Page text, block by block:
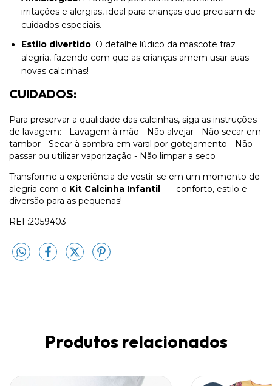
irritações e alergias, ideal para crianças que precisam de
cuidados especiais.
Estilo divertido: O detalhe lúdico da mascote traz
alegria, fazendo com que as crianças amem usar suas
novas calcinhas!
CUIDADOS:
Para preservar a qualidade das calcinhas, siga as instruções
de lavagem: - Lavagem à mão - Não alvejar - Não secar em
tambor - Secar à sombra em varal por gotejamento - Não
passar ou utilizar vaporização - Não limpar a seco
Transforme a experiência de vestir-se em um momento de
alegria com o Kit Calcinha Infantil — conforto, estilo e
diversão para as pequenas!
REF:2059403
Produtos relacionados